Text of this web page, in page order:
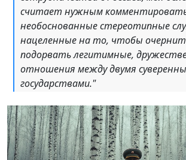
считает нужным
необоснованные стереотипные
нацеленные на то, чтобы
подорвать легитимные,
отношения между двумя
государствами."